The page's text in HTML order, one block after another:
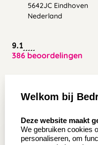
5642JC Eindhoven
Nederland
9.1
386 beoordelingen
Aanvraag op maat
Wederverkoper
worden
Welkom bij
Deze website maakt
We gebruiken cookies
personaliseren, om